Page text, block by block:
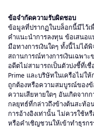
ข้อจำกัดความรับผิดชอบ
ข้อมูลที่ปรากฏในบล็อกนี้มีไว้เ
คำแนะนำการลงทุน ข้อเสนอ
มือทางการเงินใดๆ ทั้งนี้ไม่ได้
สถานการณ์ทางการเงินเฉพา
อดีตไม่สามารถเป็นตัวบ่งชี้ที่เ
Prime และบริษัทในเครือไม่ใ
ถูกต้องหรือความสมบูรณ์ของ
ความเสียหายใดๆ อันเกิดจา
กลยุทธ์ที่กล่าวถึงข้างต้นสะท้อ
การอ้างอิงเท่านั้น ไม่ควรใช้
หรือคำเชิญชวนให้เข้าทำธุรก